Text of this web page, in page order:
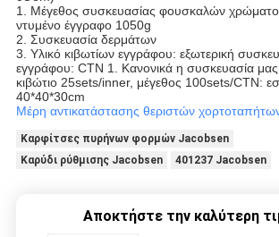
1. Μέγεθος συσκευασίας φουσκαλών
ντυμένο έγγραφο 1050g
2. Συσκευασία δερμάτων
3. Υλικό κιβωτίων εγγράφου: εξωτερική
εγγράφου: CTN 1. Κανονικά η συσκευασία
κιβώτιο 25sets/inner, μέγεθος 100sets/CTN:
40*40*30cm
Μέρη αντικατάστασης θεριστών
Καρφίτσες πυρήνων φορμών Jacobsen
Καρύδι ρύθμισης Jacobsen
401237 Jacobsen
Αποκτήστε την καλύτερη